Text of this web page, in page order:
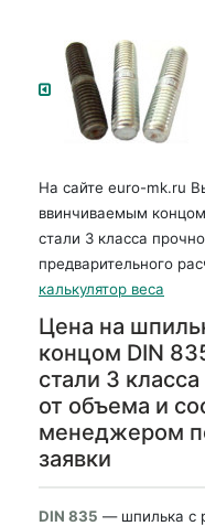
На сайте euro-mk.ru
ввинчиваемым
стали 3 класса
предварительного
калькулятор веса
Цена на
концом DIN
стали 3
от объема и
менеджером
заявки
DIN 835 — шпилька с